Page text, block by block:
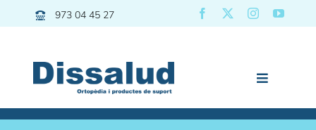
to
973 04 45 27
Toggle
Dissalud
Previous Next